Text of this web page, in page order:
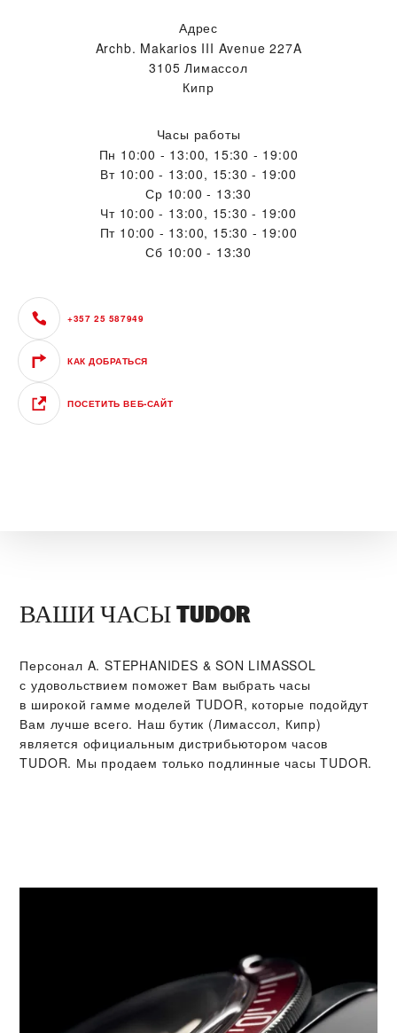
Адрес
Archb. Makarios III Avenue 227A
3105 Лимассол
Кипр
Часы работы
Пн 10:00 - 13:00, 15:30 - 19:00
Вт 10:00 - 13:00, 15:30 - 19:00
Ср 10:00 - 13:30
Чт 10:00 - 13:00, 15:30 - 19:00
Пт 10:00 - 13:00, 15:30 - 19:00
Сб 10:00 - 13:30
+357 25 587949
КАК ДОБРАТЬСЯ
ПОСЕТИТЬ ВЕБ‑САЙТ
ВАШИ ЧАСЫ TUDOR
Персонал ‭A. STEPHANIDES & SON LIMASSOL‬
с удовольствием поможет Вам выбрать часы
в широкой гамме моделей TUDOR, которые подойдут
Вам лучше всего. Наш бутик (Лимассол, Кипр)
является официальным дистрибьютором часов
TUDOR. Мы продаем только подлинные часы TUDOR.